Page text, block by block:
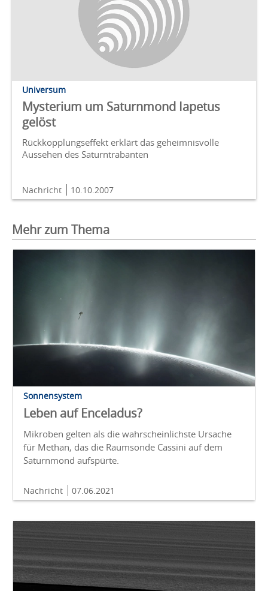
Universum
Mysterium um Saturnmond Iapetus
gelöst
Rückkopplungseffekt erklärt das geheimnisvolle
Aussehen des Saturntrabanten
Nachricht 10.10.2007
Mehr zum Thema
Sonnensystem
Leben auf Enceladus?
Mikroben gelten als die wahrscheinlichste Ursache
für Methan, das die Raumsonde Cassini auf dem
Saturnmond aufspürte.
Nachricht 07.06.2021